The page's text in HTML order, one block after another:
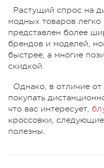
Растущий спрос на
модных товаров легко
представлен более
брендов и моделей,
быстрее, а многие
скидкой.
Однако, в отличие
покупать
что вас интересует,
кроссовки,
полезны.